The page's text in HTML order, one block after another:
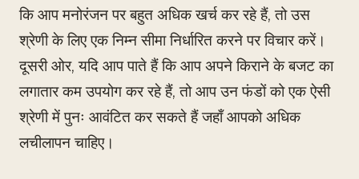
कि आप मनोरंजन पर बहुत अधिक खर्च कर रहे हैं, तो उस
श्रेणी के लिए एक निम्न सीमा निर्धारित करने पर विचार करें।
दूसरी ओर, यदि आप पाते हैं कि आप अपने किराने के बजट का
लगातार कम उपयोग कर रहे हैं, तो आप उन फंडों को एक ऐसी
श्रेणी में पुनः आवंटित कर सकते हैं जहाँ आपको अधिक
लचीलापन चाहिए।